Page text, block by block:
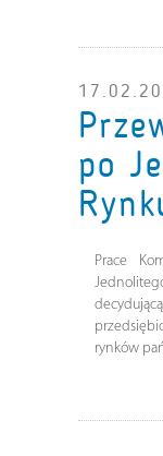
po
Prace
rynków